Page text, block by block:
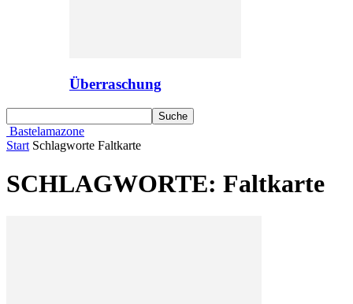
Überraschung
Bastelamazone
Start Schlagworte Faltkarte
SCHLAGWORTE: Faltkarte